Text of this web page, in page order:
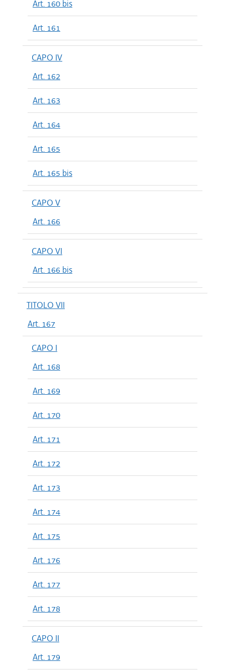
Art. 160 bis
Art. 161
CAPO IV
Art. 162
Art. 163
Art. 164
Art. 165
Art. 165 bis
CAPO V
Art. 166
CAPO VI
Art. 166 bis
TITOLO VII
Art. 167
CAPO I
Art. 168
Art. 169
Art. 170
Art. 171
Art. 172
Art. 173
Art. 174
Art. 175
Art. 176
Art. 177
Art. 178
CAPO II
Art. 179